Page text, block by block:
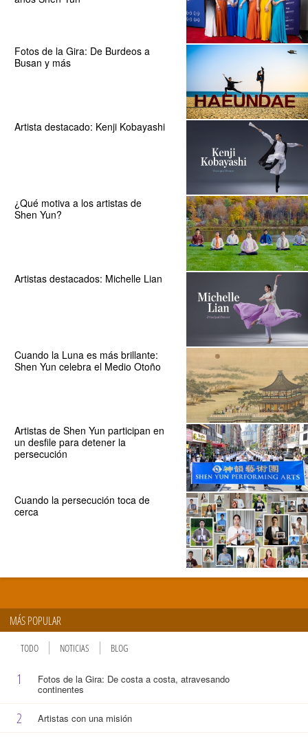
Fotos de la Gira: De Burdeos a
Busan y más
Artista destacado: Kenji Kobayashi
¿Qué motiva a los artistas de
Shen Yun?
Artistas destacados: Michelle Lian
Cuando la Luna es más brillante:
Shen Yun celebra el Medio Otoño
Artistas de Shen Yun participan en
un desfile para detener la
persecución
Cuando la persecución toca de
cerca
MÁS POPULAR
TODO NOTICIAS BLOG
1 Fotos de la Gira: De costa a costa, atravesando
continentes
2 Artistas con una misión